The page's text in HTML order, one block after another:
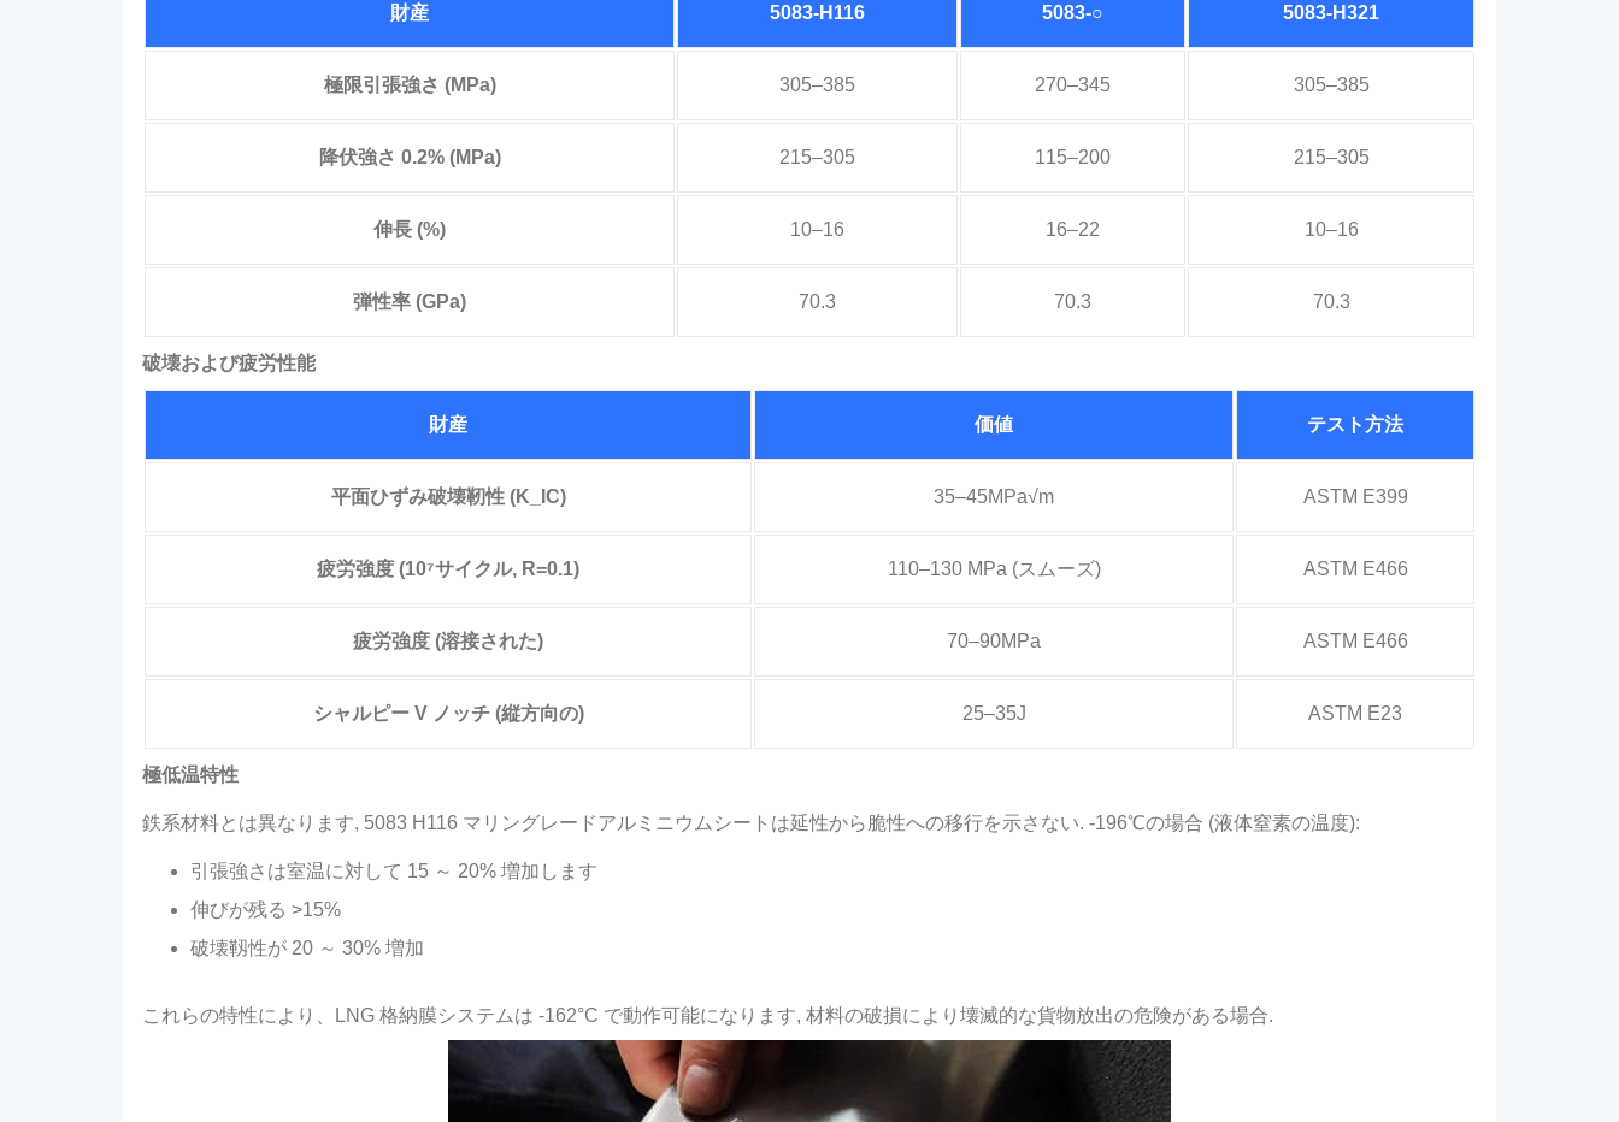
財産 5083-H116 5083-○ 5083-H321
極限引張強さ (MPa) 305–385 270–345 305–385
降伏強さ 0.2% (MPa) 215–305 115–200 215–305
伸長 (%) 10–16 16–22 10–16
弾性率 (GPa) 70.3 70.3 70.3
破壊および疲労性能
財産 価値 テスト方法
平面ひずみ破壊靭性 (K_IC) 35–45MPa√m ASTM E399
疲労強度 (10⁷サイクル, R=0.1) 110–130 MPa (スムーズ) ASTM E466
疲労強度 (溶接された) 70–90MPa ASTM E466
シャルピー V ノッチ (縦方向の) 25–35J ASTM E23
極低温特性
鉄系材料とは異なります, 5083 H116 マリングレードアルミニウムシートは延性から脆性への移行を示さない. -196℃の場合 (液体窒素の温度):
引張強さは室温に対して 15 ～ 20% 増加します
伸びが残る >15%
破壊靱性が 20 ～ 30% 増加
これらの特性により、LNG 格納膜システムは -162°C で動作可能になります, 材料の破損により壊滅的な貨物放出の危険がある場合.